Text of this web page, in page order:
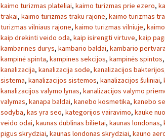
kaimo turizmas plateliai, kaimo turizmas prie ezero,
trakai, kaimo turizmas traku rajone, kaimo turizmas
turizmas vilniaus rajone, kaimo turizmas vilniuje,
kaip drekinti veido oda, kaip isirengti virtuve, kaip
kambarines durys, kambario baldai, kambario pertvara
kampinė spinta, kampines sekcijos, kampinės spintos,
kanalizacija, kanalizacija sode, kanalizacijos bakterijos
sistema, kanalizacijos sistemos, kanalizacijos šuliniai,
kanalizacijos valymo lynas, kanalizacijos valymo
valymas, kanapa baldai, kanebo kosmetika, kanebo
sodyba, kas yra seo, kategorijos vairavimo, kauke
veido odai, kaunas dublinas bilietai, kaunas londonas,
pigus skrydziai, kaunas londonas skrydziai, kauno